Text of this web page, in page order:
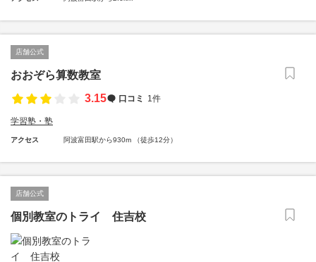
店舗公式
おおぞら算数教室
3.15
口コミ 1件
学習塾・塾
アクセス 阿波富田駅から930m （徒歩12分）
店舗公式
個別教室のトライ 住吉校